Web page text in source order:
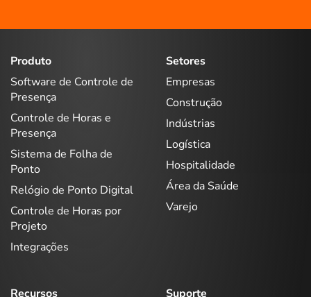
Produto
Software de Controle de
Presença
Controle de Horas e
Presença
Sistema de Folha de
Ponto
Relógio de Ponto Digital
Controle de Horas por
Projeto
Integrações
Setores
Empresas
Construção
Indústrias
Logística
Hospitalidade
Área da Saúde
Varejo
Recursos
Suporte